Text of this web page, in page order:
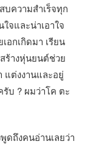
บความสำเร็จทุก
จและน่าเอาใจ
อกเกิดมา เรียน
ร้างหุ่นยนต์ช่วย
แต่งงานและอยู่
บ ? ผมว่าโค ตะ
ดถึงคนอ่านเลยว่า